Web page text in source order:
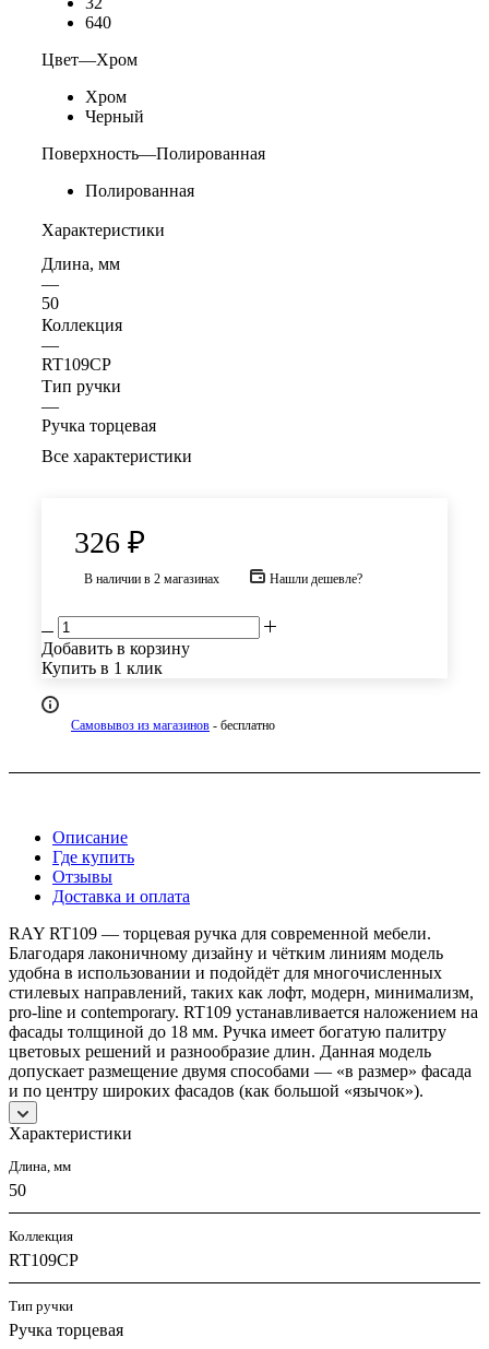
640
Цвет—Хром
Хром
Черный
Поверхность—Полированная
Полированная
Характеристики
Длина, мм
—
50
Коллекция
—
RT109CP
Тип ручки
—
Ручка торцевая
Все характеристики
326 ₽
В наличии в 2 магазинах Нашли дешевле?
Добавить в корзину
Купить в 1 клик
Самовывоз из магазинов - бесплатно
Описание
Где купить
Отзывы
Доставка и оплата
RAY RT109 — торцевая ручка для современной мебели.
Благодаря лаконичному дизайну и чётким линиям модель
удобна в использовании и подойдёт для многочисленных
стилевых направлений, таких как лофт, модерн, минимализм,
pro-line и contemporary. RT109 устанавливается наложением на
фасады толщиной до 18 мм. Ручка имеет богатую палитру
цветовых решений и разнообразие длин. Данная модель
допускает размещение двумя способами — «в размер» фасада
и по центру широких фасадов (как большой «язычок»).
Характеристики
Длина, мм
50
Коллекция
RT109CP
Тип ручки
Ручка торцевая